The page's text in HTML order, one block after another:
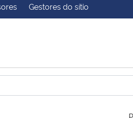
Controladoria-Geral da
Gestores do sítio